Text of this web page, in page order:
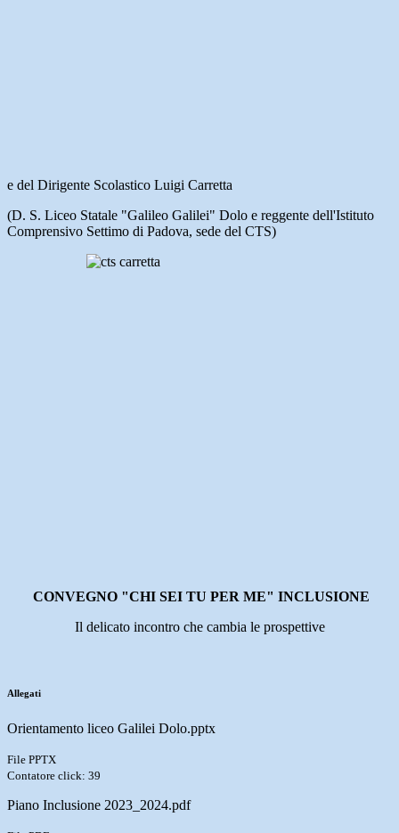
e del Dirigente Scolastico Luigi Carretta
(D. S. Liceo Statale "Galileo Galilei" Dolo e reggente dell'Istituto
Comprensivo Settimo di Padova, sede del CTS)
CONVEGNO "CHI SEI TU PER ME" INCLUSIONE
Il delicato incontro che cambia le prospettive
Allegati
Orientamento liceo Galilei Dolo.pptx
File PPTX
Contatore click: 39
Piano Inclusione 2023_2024.pdf